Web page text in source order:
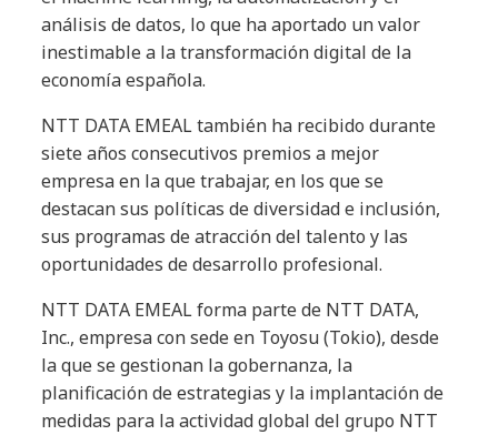
análisis de datos, lo que ha aportado un valor
inestimable a la transformación digital de la
economía española.
NTT DATA EMEAL también ha recibido durante
siete años consecutivos premios a mejor
empresa en la que trabajar, en los que se
destacan sus políticas de diversidad e inclusión,
sus programas de atracción del talento y las
oportunidades de desarrollo profesional.
NTT DATA EMEAL forma parte de NTT DATA,
Inc., empresa con sede en Toyosu (Tokio), desde
la que se gestionan la gobernanza, la
planificación de estrategias y la implantación de
medidas para la actividad global del grupo NTT